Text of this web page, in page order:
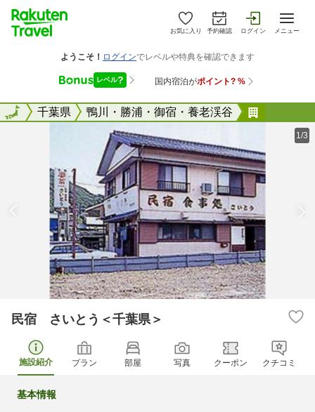
お気に入り 予約確認 ログイン メニュー
全国千葉県 鴨川・勝浦・御宿・養老渓谷
全国
1/3
民宿 さいとう＜千葉県＞
施設紹介 プラン 部屋 写真 クーポン クチコミ
基本情報